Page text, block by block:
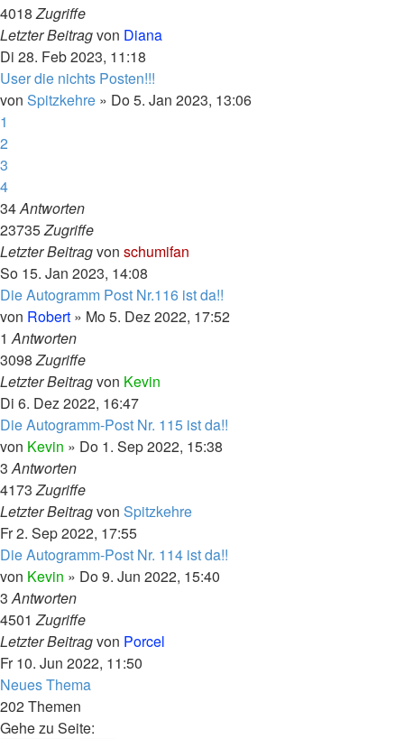
4018Zugriffe
Letzter Beitragvon Diana
Di 28. Feb 2023, 11:18
User die nichts Posten!!!
von Spitzkehre » Do 5. Jan 2023, 13:06
1
2
3
4
34Antworten
23735Zugriffe
Letzter Beitragvon schumifan
So 15. Jan 2023, 14:08
Die Autogramm Post Nr.116 ist da!!
von Robert » Mo 5. Dez 2022, 17:52
1Antworten
3098Zugriffe
Letzter Beitragvon Kevin
Di 6. Dez 2022, 16:47
Die Autogramm-Post Nr. 115 ist da!!
von Kevin » Do 1. Sep 2022, 15:38
3Antworten
4173Zugriffe
Letzter Beitragvon Spitzkehre
Fr 2. Sep 2022, 17:55
Die Autogramm-Post Nr. 114 ist da!!
von Kevin » Do 9. Jun 2022, 15:40
3Antworten
4501Zugriffe
Letzter Beitragvon Porcel
Fr 10. Jun 2022, 11:50
Neues Thema
202 Themen
Seite
Gehe zu Seite: